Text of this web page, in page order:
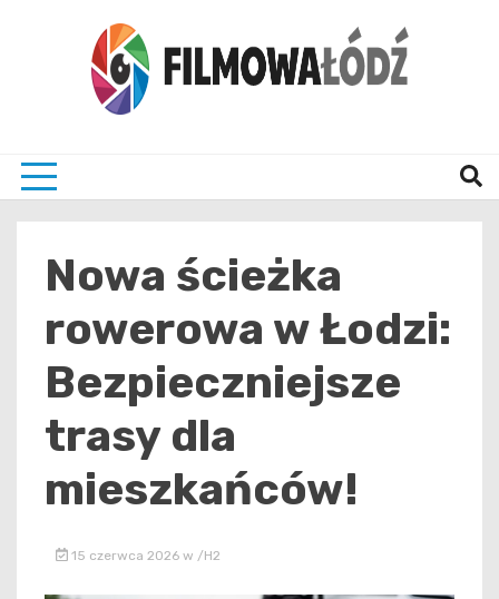
Nowa ścieżka
rowerowa w Łodzi:
Bezpieczniejsze
trasy dla
mieszkańców!
15 czerwca 2026 w /h2